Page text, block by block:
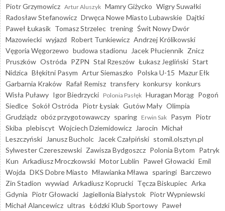
Piotr Grzymowicz Artur Aluszyk Mamry Giżycko Wigry Suwałki
Radosław Stefanowicz Drwęca Nowe Miasto Lubawskie Dajtki
Paweł Łukasik Tomasz Strzelec trening Świt Nowy Dwór
Mazowiecki wyjazd Robert Tunkiewicz Andrzej Królikowski
Vęgoria Węgorzewo budowa stadionu Jacek Płuciennik Znicz
Pruszków Ostróda PZPN Stal Rzeszów Łukasz Jegliński Start
Nidzica Błękitni Pasym Artur Siemaszko Polska U-15 Mazur Ełk
Garbarnia Kraków Rafał Remisz transfery konkursy konkurs
Wisła Puławy Igor Biedrzycki Polonia Pasłęk Huragan Morąg Pogoń
Siedlce Sokół Ostróda Piotr Łysiak Gutów Mały Olimpia
Grudziądz obóz przygotowawczy sparing Erwin Sak Pasym Piotr
Skiba plebiscyt Wojciech Dziemidowicz Jarocin Michał
Leszczyński
Janusz Bucholc Jacek Czałpiński stomil.olsztyn.pl
Sylwester Czereszewski Zawisza Bydgoszcz Polonia Bytom Patryk
Kun Arkadiusz Mroczkowski Motor Lublin Paweł Głowacki Emil
Wojda DKS Dobre Miasto Mławianka Mława sparingi Barczewo
Zin Stadion wywiad Arkadiusz Koprucki Tęcza Biskupiec Arka
Gdynia Piotr Głowacki Jagiellonia Białystok Piotr Wypniewski
Michał Alancewicz ultras Łódzki Klub Sportowy Paweł